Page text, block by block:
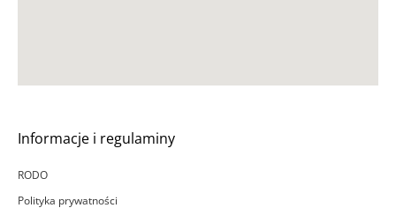
Informacje i regulaminy
RODO
Polityka prywatności